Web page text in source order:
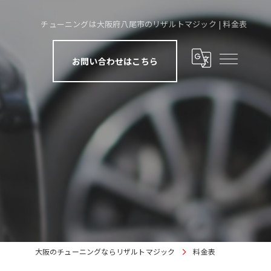
チューニングは大阪府八尾市のリザルトマジック | 料金表
お問い合わせはこちら
大阪のチューニングならリザルトマジック 料金表